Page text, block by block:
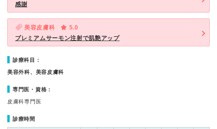
感謝
美容皮膚科
5.0
プレミアムサーモン注射で肌艶アップ
診療科目：
美容外科、美容皮膚科
専門医・資格：
皮膚科専門医
診療時間